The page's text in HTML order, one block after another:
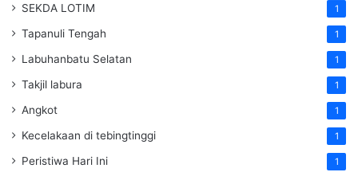
SEKDA LOTIM 1
Tapanuli Tengah 1
Labuhanbatu Selatan 1
Takjil labura 1
Angkot 1
Kecelakaan di tebingtinggi 1
Peristiwa Hari Ini 1